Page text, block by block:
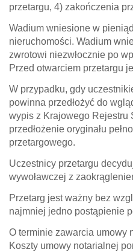
przetargu, 4) zakończenia
Wadium wniesione w
nieruchomości. Wadium
zwrotowi niezwłocznie po
Przed otwarciem przetargu
W przypadku, gdy
powinna przedłożyć do
wypis z Krajowego Rejestru
przedłożenie oryginału
przetargowego.
Uczestnicy przetargu
wywoławczej z
Przetarg jest ważny bez
najmniej jedno postąpienie
O terminie zawarcia umowy
Koszty umowy notarialnej